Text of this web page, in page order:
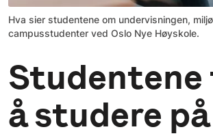
Hva sier studentene om undervisningen,
campusstudenter ved Oslo Nye Høyskole.
å studere